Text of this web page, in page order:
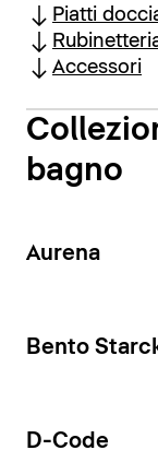
Piatti
Accessori
bagno
Aurena
Bento
D-Code